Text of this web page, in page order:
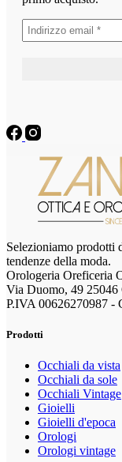
Selezioniamo prodotti
tendenze della moda.
Orologeria Oreficeria
Via Duomo, 49 25046
P.IVA 00626270987 -
Prodotti
Occhiali da vista
Occhiali da sole
Occhiali Vintage
Gioielli
Gioielli d'epoca
Orologi
Orologi vintage